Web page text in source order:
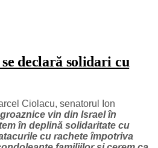
declară solidari cu
Ciolacu, senatorul Ion
vin din Israel în
în deplină solidaritate cu
cu rachete împotriva